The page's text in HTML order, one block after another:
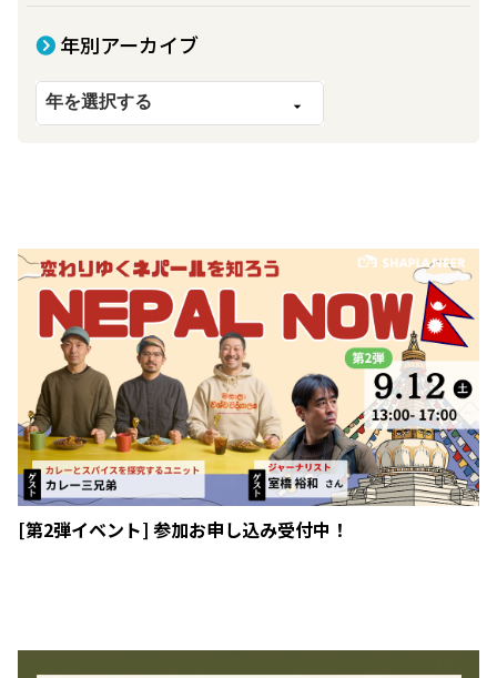
年別アーカイブ
[第2弾イベント] 参加お申し込み受付中！